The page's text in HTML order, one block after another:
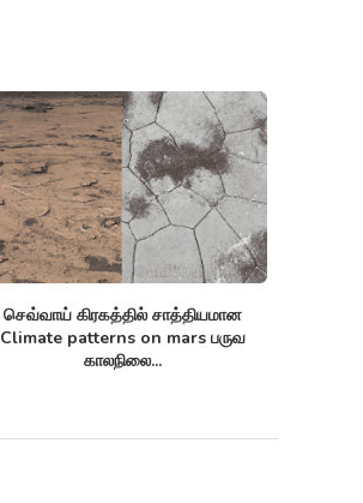
செவ்வாய் கிரகத்தில் சாத்தியமான
Climate patterns on mars பருவ
காலநிலை...